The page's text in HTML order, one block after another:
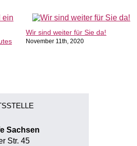
Wir sind weiter für Sie da!
November 11th, 2020
Sachsen
Str. 45